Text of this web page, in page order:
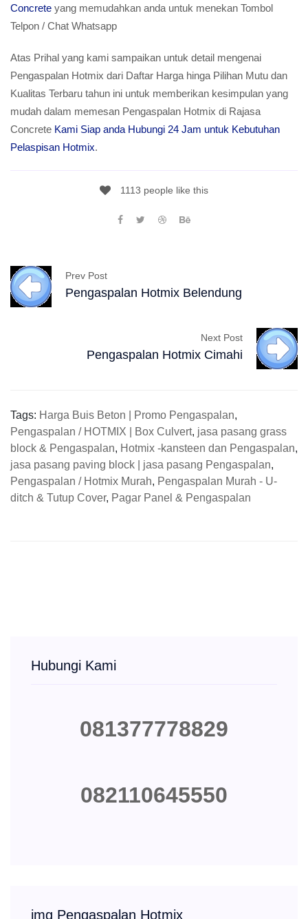
Concrete yang memudahkan anda untuk menekan Tombol
Telpon / Chat Whatsapp
Atas Prihal yang kami sampaikan untuk detail mengenai
Pengaspalan Hotmix dari Daftar Harga hinga Pilihan Mutu dan
Kualitas Terbaru tahun ini untuk memberikan kesimpulan yang
mudah dalam memesan Pengaspalan Hotmix di Rajasa
Concrete Kami Siap anda Hubungi 24 Jam untuk Kebutuhan
Pelaspisan Hotmix.
1113 people like this
Prev Post
Pengaspalan Hotmix Belendung
Next Post
Pengaspalan Hotmix Cimahi
Tags: Harga Buis Beton | Promo Pengaspalan,
Pengaspalan / HOTMIX | Box Culvert, jasa pasang grass
block & Pengaspalan, Hotmix -kansteen dan Pengaspalan,
jasa pasang paving block | jasa pasang Pengaspalan,
Pengaspalan / Hotmix Murah, Pengaspalan Murah - U-
ditch & Tutup Cover, Pagar Panel & Pengaspalan
Hubungi Kami
081377778829
082110645550
img Pengaspalan Hotmix